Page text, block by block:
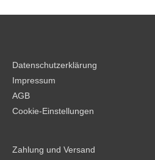
Datenschutzerklärung
Impressum
AGB
Cookie-Einstellungen
Zahlung und Versand